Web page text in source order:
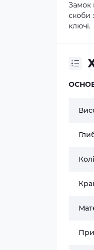
Замок
скоби
ключі.